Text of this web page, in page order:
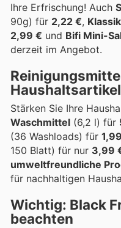
Ihre Erfrischung! Auch
90g) für 2,22 €,
2,99 € und Bifi Mini-
derzeit im Angebot.
Stärken Sie Ihre
Waschmittel (6,2 l) für
(36 Washloads) für
150 Blatt) für nur 3,99
umweltfreundliche
für nachhaltigen
Wichtig: Black
beachten